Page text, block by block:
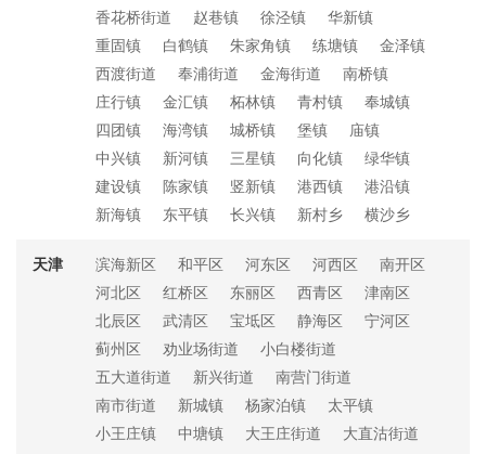
香花桥街道
赵巷镇 徐泾镇
华新镇
重固镇
白鹤镇 朱家角镇 练塘镇
金泽镇
西渡街道
奉浦街道 金海街道
南桥镇
庄行镇
金汇镇 柘林镇 青村镇
奉城镇
四团镇
海湾镇 城桥镇 堡镇
庙镇
中兴镇
新河镇 三星镇 向化镇
绿华镇
建设镇
陈家镇 竖新镇 港西镇
港沿镇
新海镇
东平镇 长兴镇 新村乡 横沙乡
天津 滨海新区 和平区 河东区 河西区
南开区
河北区
红桥区 东丽区 西青区
津南区
北辰区
武清区 宝坻区 静海区
宁河区
蓟州区
劝业场街道
小白楼街道
五大道街道
新兴街道
南营门街道
南市街道
新城镇 杨家泊镇
太平镇
小王庄镇
中塘镇 大王庄街道
大直沽街道